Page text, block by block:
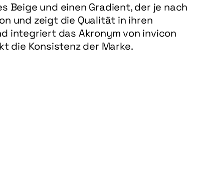
Beige und einen Gradient, der je nach
und zeigt die Qualität in ihren
integriert das Akronym von invicon
die Konsistenz der Marke.